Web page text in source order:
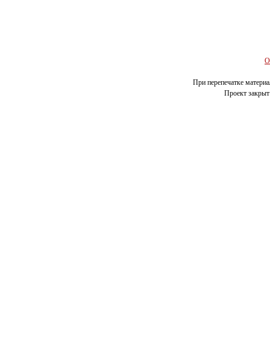
О
При перепечатке
Проект закрыт